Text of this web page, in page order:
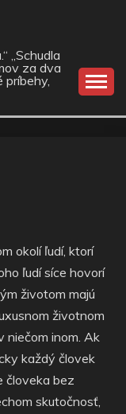
„Schudla
za dva
príbehy,
okolí ľudí, ktorí
ľudí síce hovorí
životom majú
životnom
niečom inom. Ak
každý človek
človeka bez
skutočnosť,